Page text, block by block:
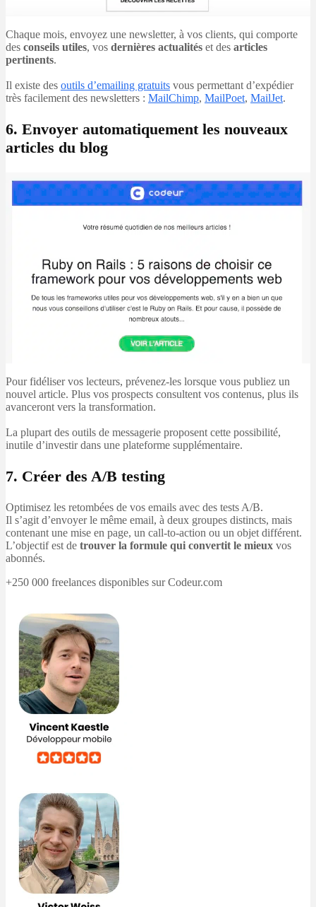
Chaque mois, envoyez une newsletter, à vos clients, qui comporte
des conseils utiles, vos dernières actualités et des articles
pertinents.
Il existe des outils d’emailing gratuits vous permettant d’expédier
très facilement des newsletters : MailChimp, MailPoet, MailJet.
6. Envoyer automatiquement les nouveaux
articles du blog
Pour fidéliser vos lecteurs, prévenez-les lorsque vous publiez un
nouvel article. Plus vos prospects consultent vos contenus, plus ils
avanceront vers la transformation.
La plupart des outils de messagerie proposent cette possibilité,
inutile d’investir dans une plateforme supplémentaire.
7. Créer des A/B testing
Optimisez les retombées de vos emails avec des tests A/B.
Il s’agit d’envoyer le même email, à deux groupes distincts, mais
contenant une mise en page, un call-to-action ou un objet différent.
L’objectif est de trouver la formule qui convertit le mieux vos
abonnés.
+250 000 freelances disponibles sur Codeur.com